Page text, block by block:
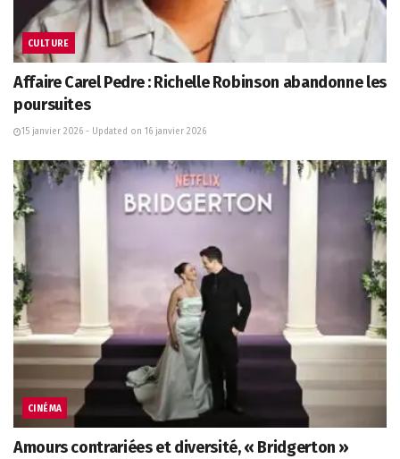
CULTURE
Affaire Carel Pedre : Richelle Robinson abandonne les
poursuites
15 janvier 2026 - Updated on 16 janvier 2026
CINÉMA
Amours contrariées et diversité, « Bridgerton »